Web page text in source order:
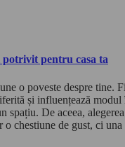
pentru casa ta
o poveste despre tine.
și influențează modul
spațiu. De aceea,
o chestiune de gust, ci una